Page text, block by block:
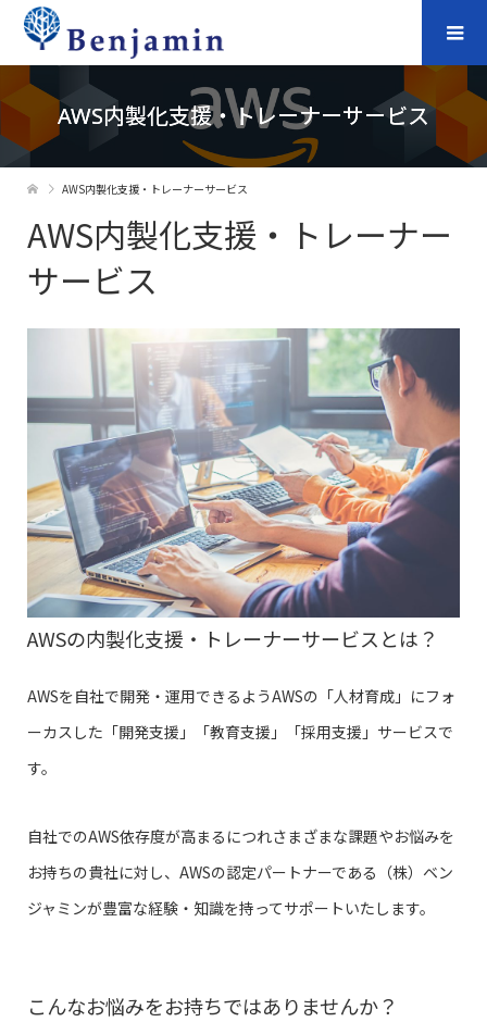
AWS内製化支援・トレーナーサービス
AWS内製化支援・トレーナーサービス
AWS内製化支援・トレーナー
サービス
AWSの内製化支援・トレーナーサービスとは？
AWSを自社で開発・運用できるようAWSの「人材育成」にフォ
ーカスした「開発支援」「教育支援」「採用支援」サービスで
す。
自社でのAWS依存度が高まるにつれさまざまな課題やお悩みを
お持ちの貴社に対し、AWSの認定パートナーである（株）ベン
ジャミンが豊富な経験・知識を持ってサポートいたします。
こんなお悩みをお持ちではありませんか？